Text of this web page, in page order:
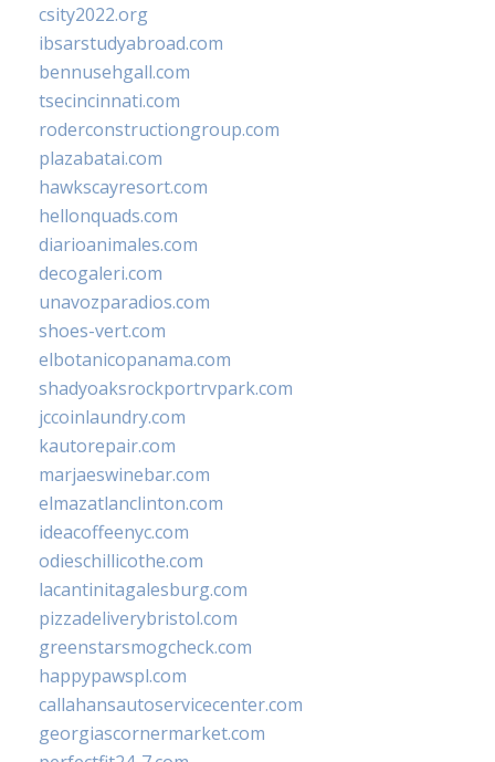
csity2022.org
ibsarstudyabroad.com
bennusehgall.com
tsecincinnati.com
roderconstructiongroup.com
plazabatai.com
hawkscayresort.com
hellonquads.com
diarioanimales.com
decogaleri.com
unavozparadios.com
shoes-vert.com
elbotanicopanama.com
shadyoaksrockportrvpark.com
jccoinlaundry.com
kautorepair.com
marjaeswinebar.com
elmazatlanclinton.com
ideacoffeenyc.com
odieschillicothe.com
lacantinitagalesburg.com
pizzadeliverybristol.com
greenstarsmogcheck.com
happypawspl.com
callahansautoservicecenter.com
georgiascornermarket.com